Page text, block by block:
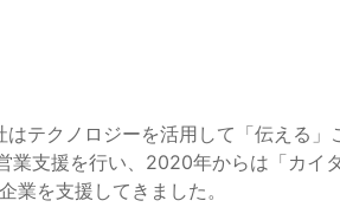
はテクノロジーを活用して「伝える
業支援を行い、2020年からは「カイ
業を支援してきました。